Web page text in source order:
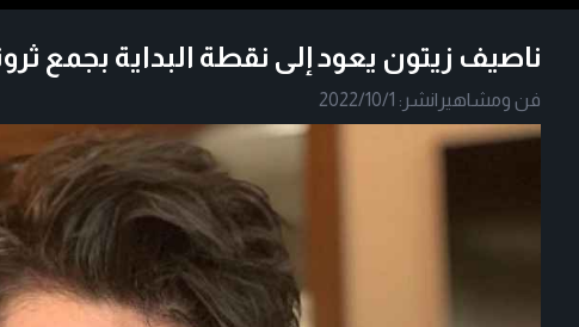
ناصيف زيتون يعود إلى نقطة البداية بجمع
فن ومشاهير |نشر: 2022/10/1